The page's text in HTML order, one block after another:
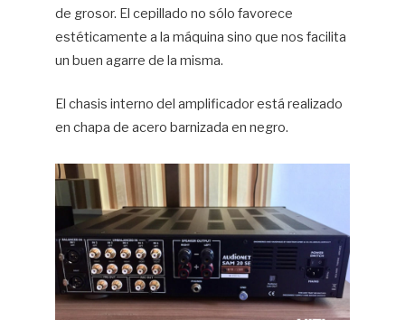
de grosor. El cepillado no sólo favorece
estéticamente a la máquina sino que nos facilita
un buen agarre de la misma.
El chasis interno del amplificador está realizado
en chapa de acero barnizada en negro.